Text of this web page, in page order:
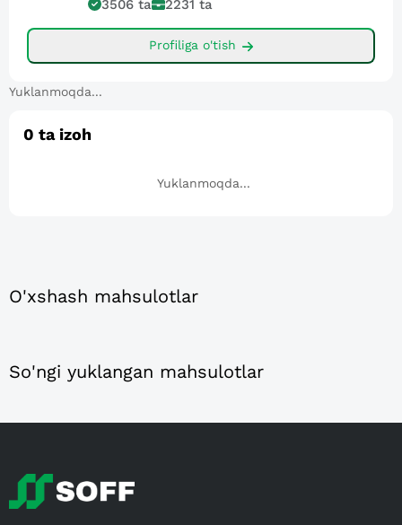
3506 ta 2231 ta
Profiliga o'tish
Yuklanmoqda...
0 ta izoh
Yuklanmoqda...
O'xshash mahsulotlar
So'ngi yuklangan mahsulotlar